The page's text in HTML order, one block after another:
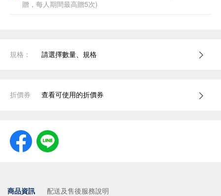
贈，每人期間最高贈5次)
規格： 請選擇數量、規格
折價券 查看可使用的折價券
商品資訊 配送及售後服務說明